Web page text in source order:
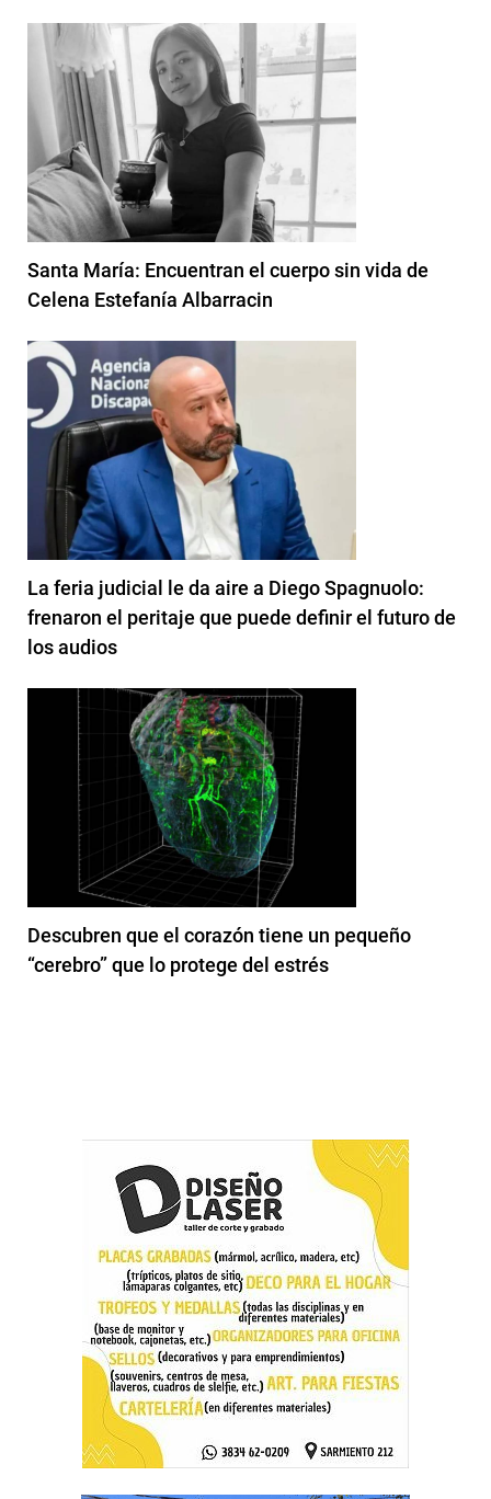
Santa María: Encuentran el cuerpo sin vida de
Celena Estefanía Albarracin
La feria judicial le da aire a Diego Spagnuolo:
frenaron el peritaje que puede definir el futuro de
los audios
Descubren que el corazón tiene un pequeño
“cerebro” que lo protege del estrés